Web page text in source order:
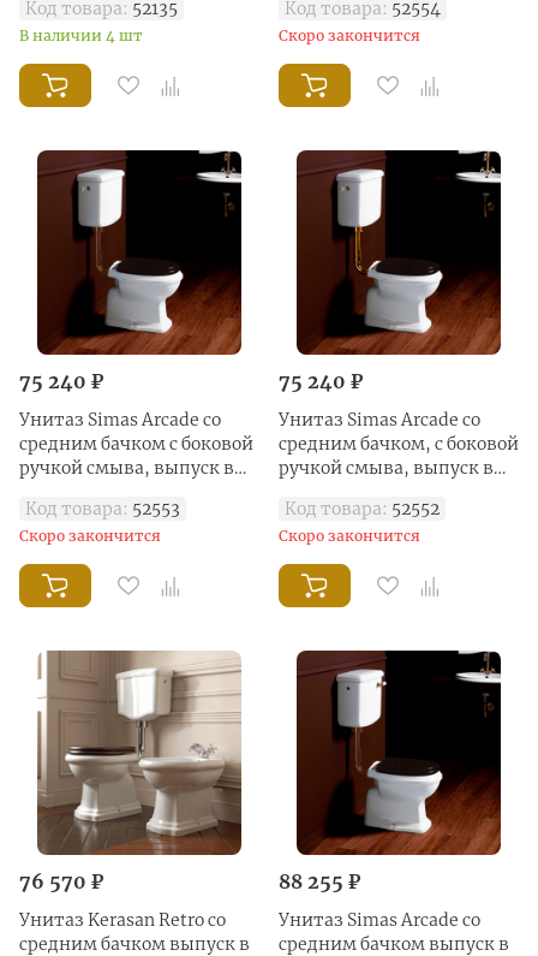
Код товара: 52135
В наличии 4 шт
Код товара: 52554
Скоро закончится
75 240 ₽
Унитаз Simas Arcade со
средним бачком с боковой
ручкой смыва, выпуск в
Код товара: 52553
Скоро закончится
75 240 ₽
Унитаз Simas Arcade со
средним бачком, с боковой
ручкой смыва, выпуск в
Код товара: 52552
Скоро закончится
76 570 ₽
Унитаз Kerasan Retro со
средним бачком выпуск в
88 255 ₽
Унитаз Simas Arcade со
средним бачком выпуск в